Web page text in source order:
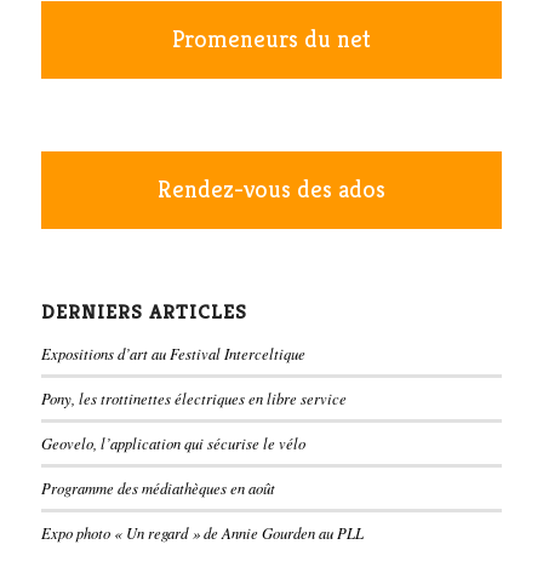
Promeneurs du net
Rendez-vous des ados
DERNIERS ARTICLES
Expositions d’art au Festival Interceltique
Pony, les trottinettes électriques en libre service
Geovelo, l’application qui sécurise le vélo
Programme des médiathèques en août
Expo photo « Un regard » de Annie Gourden au PLL